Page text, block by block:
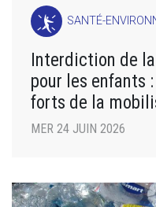
SANTÉ-
Interdiction de
pour les enfants
forts de la
MER 24 JUIN 2026